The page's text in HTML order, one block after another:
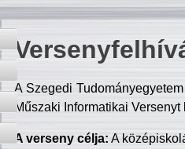
A Szegedi
Műszaki Informatikai
A verseny célja: A